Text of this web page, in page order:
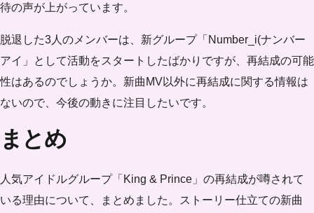
待の声が上がっています。
脱退した3人のメンバーは、新グループ「Number_i(ナンバー
アイ」として活動をスタートしたばかりですが、再結成の可能
性はあるのでしょうか。新曲MV以外に再結成に関する情報は
ないので、今後の動きに注目したいです。
まとめ
人気アイドルグループ「King & Prince」の再結成が噂されて
いる理由について、まとめました。ストーリー仕立ての新曲